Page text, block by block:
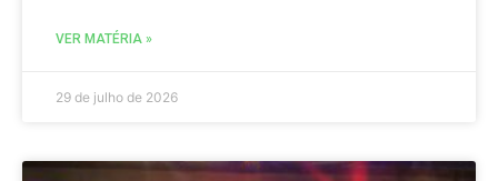
VER MATÉRIA »
29 de julho de 2026